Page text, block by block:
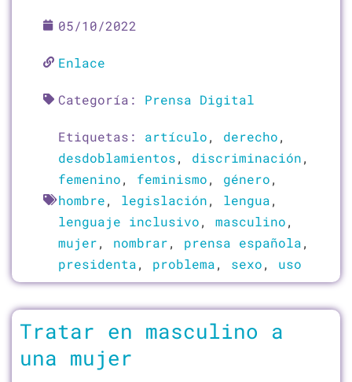
05/10/2022
Enlace
Categoría: Prensa Digital
Etiquetas: artículo, derecho,
desdoblamientos, discriminación,
femenino, feminismo, género,
hombre, legislación, lengua,
lenguaje inclusivo, masculino,
mujer, nombrar, prensa española,
presidenta, problema, sexo, uso
Tratar en masculino a
una mujer